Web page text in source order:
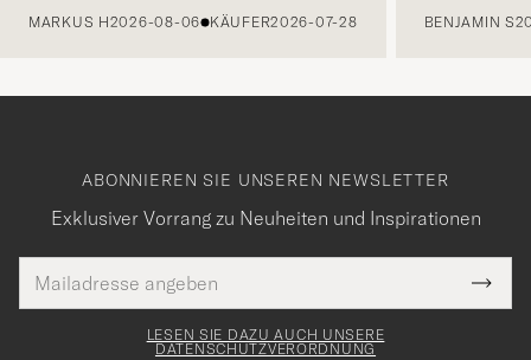
MARKUS H2026-08-06 KÄUFER2026-07-28 BENJAMIN S
ABONNIEREN SIE UNSEREN NEWSLETTER
Exklusiver Vorrang zu Neuheiten und Inspirationen
Mail
Adresse
Tack
för
LESEN SIE DAZU AUCH UNSERE
DATENSCHUTZVERORDNUNG